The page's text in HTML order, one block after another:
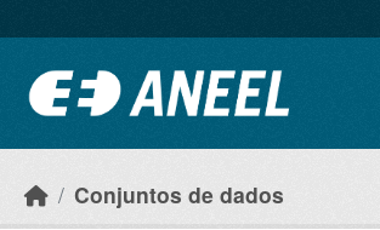
Conjuntos de dados